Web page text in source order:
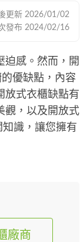
迫感。然而，開
優缺點，內容
放式衣櫃缺點有
觀，以及開放式
識，讓您擁有
更新 2026/01/02
發布 2024/02/16
廠商